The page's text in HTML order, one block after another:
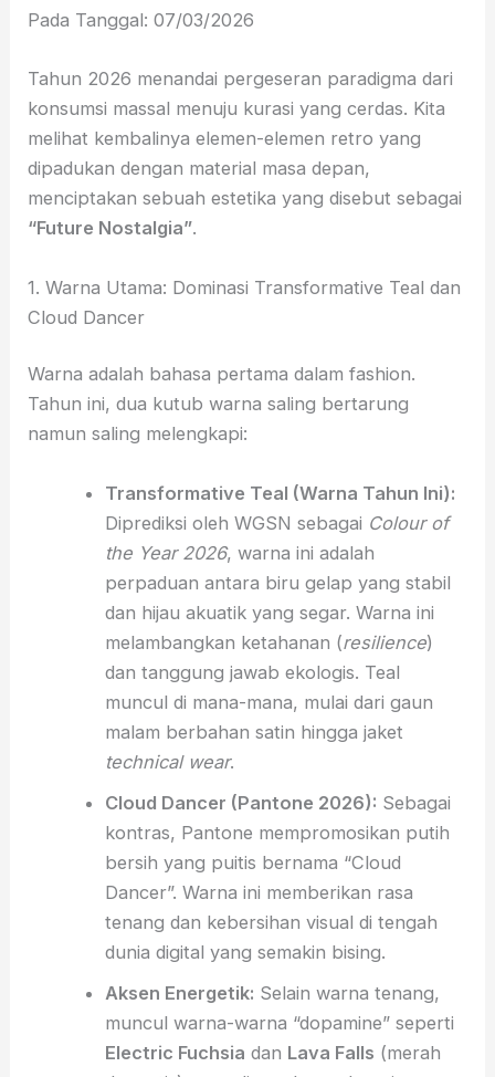
Pada Tanggal: 07/03/2026
Tahun 2026 menandai pergeseran paradigma dari
konsumsi massal menuju kurasi yang cerdas. Kita
melihat kembalinya elemen-elemen retro yang
dipadukan dengan material masa depan,
menciptakan sebuah estetika yang disebut sebagai
“Future Nostalgia”.
1. Warna Utama: Dominasi Transformative Teal dan
Cloud Dancer
Warna adalah bahasa pertama dalam fashion.
Tahun ini, dua kutub warna saling bertarung
namun saling melengkapi:
Transformative Teal (Warna Tahun Ini):
Diprediksi oleh WGSN sebagai Colour of
the Year 2026, warna ini adalah
perpaduan antara biru gelap yang stabil
dan hijau akuatik yang segar. Warna ini
melambangkan ketahanan (resilience)
dan tanggung jawab ekologis. Teal
muncul di mana-mana, mulai dari gaun
malam berbahan satin hingga jaket
technical wear.
Cloud Dancer (Pantone 2026): Sebagai
kontras, Pantone mempromosikan putih
bersih yang puitis bernama “Cloud
Dancer”. Warna ini memberikan rasa
tenang dan kebersihan visual di tengah
dunia digital yang semakin bising.
Aksen Energetik: Selain warna tenang,
muncul warna-warna “dopamine” seperti
Electric Fuchsia dan Lava Falls (merah